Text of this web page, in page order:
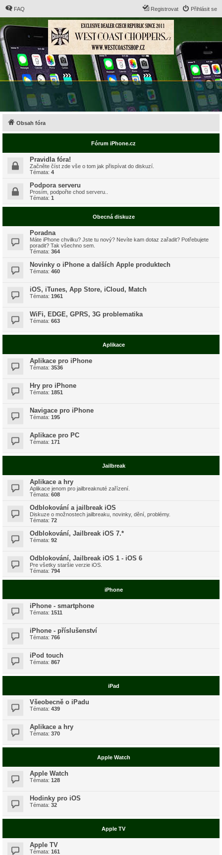
FAQ Přihlásit se
Registrovat
Obsah fóra
Fórum iPhone.cz
Pravidla fóra!
Začněte číst zde vše o tom jak přispívat do diskuzí.
Témata: 4
Podpora serveru
Prosím, podpořte chod serveru..
Témata: 1
Obecná diskuze
Poradna
Máte iPhone chvilku? Jste tu nový? Nevíte kam dotaz zařadit? Potřebujete
poradit? Tak všechno sem.
Témata: 364
Novinky o iPhone a dalších Apple produktech
Témata: 460
iOS, iTunes, App Store, iCloud, Match
Témata: 1961
WiFi, EDGE, GPRS, 3G problematika
Témata: 663
Aplikace
Aplikace pro iPhone
Témata: 3536
Hry pro iPhone
Témata: 1851
Navigace pro iPhone
Témata: 195
Aplikace pro PC
Témata: 171
Jailbreak
Aplikace a hry
Aplikace jenom pro jailbreaknuté zařízení.
Témata: 608
Odblokování a jailbreak iOS
Diskuze o možnostech jailbreaku, novinky, dění, problémy.
Témata: 72
Odblokování, Jailbreak iOS 7.*
Témata: 92
Odblokování, Jailbreak iOS 1 - iOS 6
Pre všetky staršie verzie iOS.
Témata: 794
iPhone
iPhone - smartphone
Témata: 1511
iPhone - příslušenství
Témata: 766
iPod touch
Témata: 867
iPad
Všeobecně o iPadu
Témata: 439
Aplikace a hry
Témata: 370
Apple Watch
Apple Watch
Témata: 128
Hodinky pro iOS
Témata: 32
Apple TV
Apple TV
Témata: 161